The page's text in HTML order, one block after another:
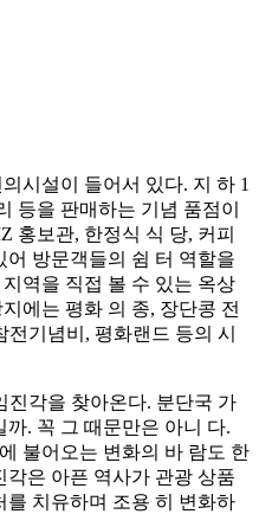
시설이 들어서 있다. 지 하 1
등을 판매하는 기념 품점이
홍보관, 한정식 식 당, 커피
방문객들의 쉼 터 역할을
역을 직접 볼 수 있는 옥상
에는 평화 의 종, 장단콩 전
전기념비, 평화랜드 등의 시
진각을 찾아온다. 분단국 가
. 꼭 그 때문만은 아니 다.
불어오는 변화의 바 람도 한
은 아픈 역사가 관광 상품
를 치유하며 조용 히 변화하